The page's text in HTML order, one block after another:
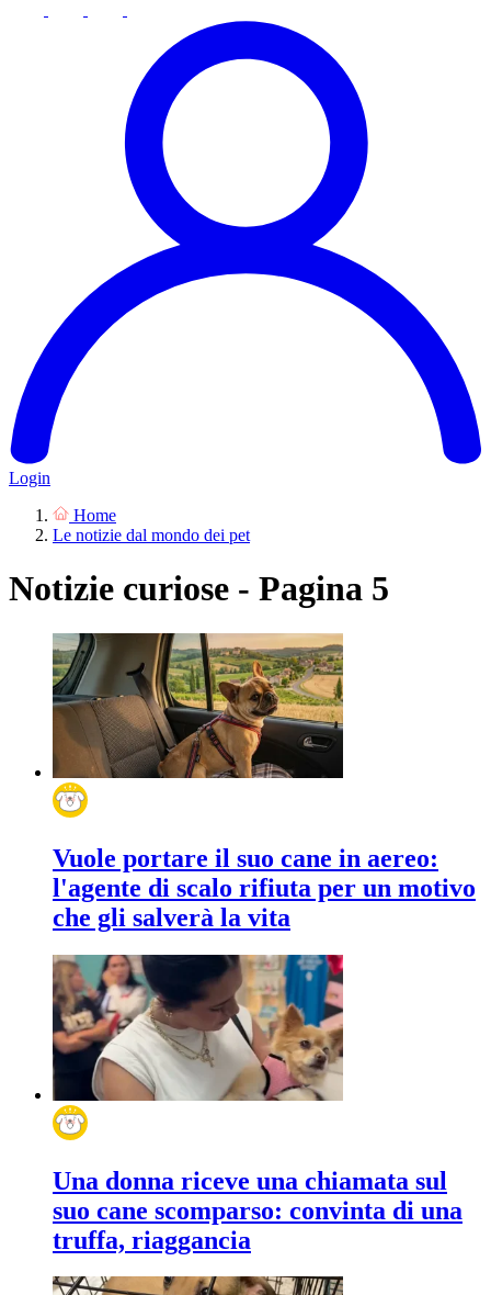
Login
Home
Le notizie dal mondo dei pet
Notizie curiose - Pagina 5
Vuole portare il suo cane in aereo:
l'agente di scalo rifiuta per un motivo
che gli salverà la vita
Una donna riceve una chiamata sul
suo cane scomparso: convinta di una
truffa, riaggancia